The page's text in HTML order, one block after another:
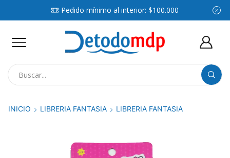
Pedido mínimo al interior: $100.000
INICIO LIBRERIA FANTASIA LIBRERIA FANTASIA